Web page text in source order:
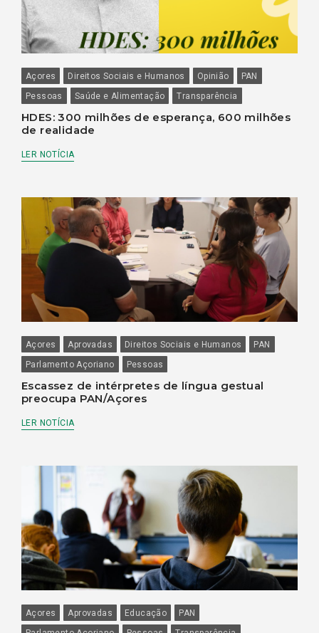
Açores Direitos Sociais e Humanos Opinião
PAN
Pessoas
Saúde e Alimentação Transparência
HDES: 300 milhões de esperança, 600 milhões
de realidade
LER NOTÍCIA
Açores Aprovadas Direitos Sociais e Humanos
PAN
Parlamento Açoriano
Pessoas
Escassez de intérpretes de língua gestual
preocupa PAN/Açores
LER NOTÍCIA
Açores Aprovadas Educação
PAN